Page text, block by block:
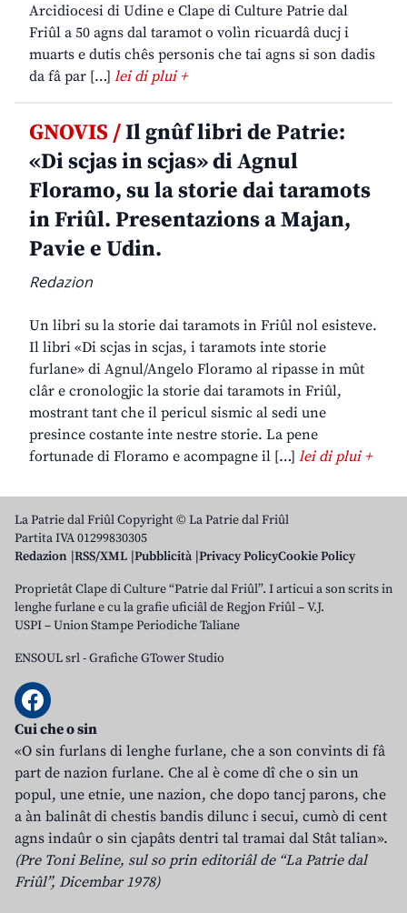
Arcidiocesi di Udine e Clape di Culture Patrie dal
Friûl a 50 agns dal taramot o volìn ricuardâ ducj i
muarts e dutis chês personis che tai agns si son dadis
da fâ par […] lei di plui +
GNOVIS /Il gnûf libri de Patrie:
«Di scjas in scjas» di Agnul
Floramo, su la storie dai taramots
in Friûl. Presentazions a Majan,
Pavie e Udin.
Redazion
Un libri su la storie dai taramots in Friûl nol esisteve.
Il libri «Di scjas in scjas, i taramots inte storie
furlane» di Agnul/Angelo Floramo al ripasse in mût
clâr e cronologjic la storie dai taramots in Friûl,
mostrant tant che il pericul sismic al sedi une
presince costante inte nestre storie. La pene
fortunade di Floramo e acompagne il […] lei di plui +
La Patrie dal Friûl Copyright © La Patrie dal Friûl
Partita IVA 01299830305
Redazion RSS/XML Pubblicità Privacy PolicyCookie Policy
Proprietât Clape di Culture “Patrie dal Friûl”. I articui a son scrits in
lenghe furlane e cu la grafie uficiâl de Regjon Friûl – V.J.
USPI – Union Stampe Periodiche Taliane
ENSOUL srl-Grafiche GTower Studio
Cui che o sin
«O sin furlans di lenghe furlane, che a son convints di fâ
part de nazion furlane. Che al è come dî che o sin un
popul, une etnie, une nazion, che dopo tancj parons, che
a àn balinât di chestis bandis dilunc i secui, cumò di cent
agns indaûr o sin cjapâts dentri tal tramai dal Stât talian».
(Pre Toni Beline, sul so prin editoriâl de “La Patrie dal
Friûl”, Dicembar 1978)